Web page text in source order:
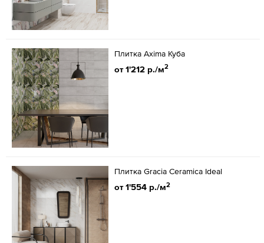
Плитка Axima Куба
от 1'212 р./м2
Плитка Gracia Ceramica Ideal
от 1'554 р./м2